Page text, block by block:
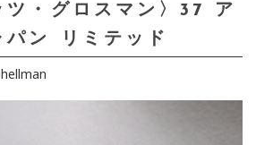
ツ・グロスマン〉37 ア
ン リミテッド